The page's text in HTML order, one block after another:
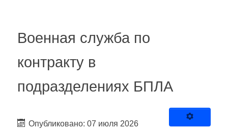
Военная служба по
контракту в
подразделениях БПЛА
Опубликовано: 07 июля 2026